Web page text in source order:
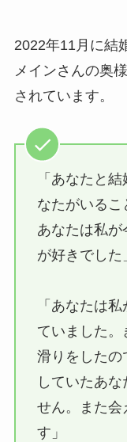
2022年11月に結
メインさんの奥
されています。
「あなたと
なたがいるこ
あなたは私
が好きでした
「あなたは
ていました
滑りをしたの
していたあ
せん。また会
す」